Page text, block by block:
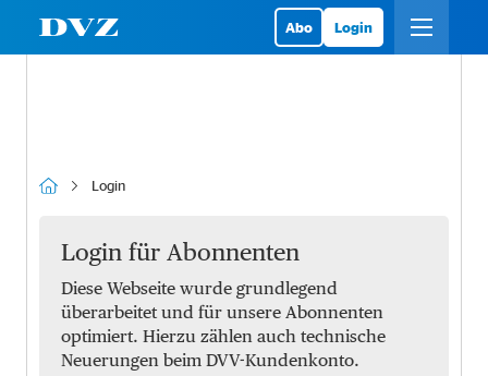
Abo Login
Login
Login für Abonnenten
Diese Webseite wurde grundlegend
überarbeitet und für unsere Abonnenten
optimiert. Hierzu zählen auch technische
Neuerungen beim DVV-Kundenkonto.